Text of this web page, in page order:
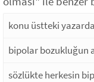
konu üstteki
bipolar bozukluğun
sözlükte herkesin